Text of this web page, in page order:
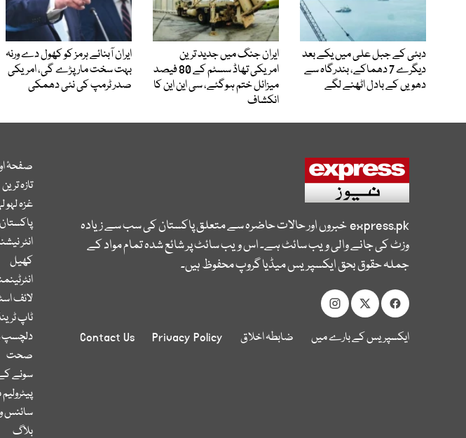
دبئی کے جبل علی میں یکے بعد
دیگرے 7 دھماکے، بندرگاہ سے
دھویں کے بادل اٹھنے لگے
ایران جنگ میں جدید ترین
امریکی تھاڈ سسٹم کے 80 فیصد
میزائل ختم ہوگئے، سی این این کا
انکشاف
ایران آبنائے ہرمز کو کھول دے ورنہ
بہت سخت مار پڑے گی، امریکی
صدر ٹرمپ کی نئی دھمکی
express.pkخبروں اور حالات حاضرہ سے متعلق پاکستان کی سب سے زیادہ
وزٹ کی جانے والی ویب سائٹ ہے۔ اس ویب سائٹ پر شائع شدہ تمام مواد کے
جملہ حقوق بحق ایکسپریس میڈیا گروپ محفوظ ہیں۔
ایکسپریس کے بارے میں ضابطہ اخلاق Privacy Policy
Contact Us
صفحۂ
تازہ ترین
غزہ لہو
پاکستان
انٹر
کھیل
لائف
ٹاپ
صحت
سونے
سائنس
بلاگ